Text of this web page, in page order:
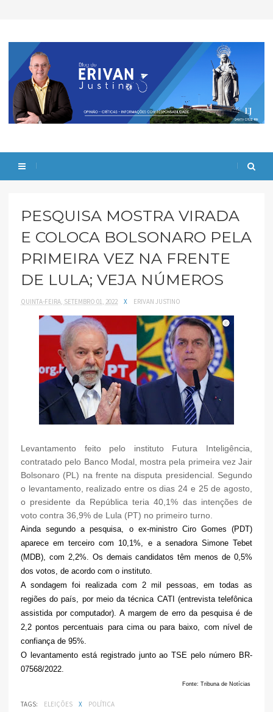
PESQUISA MOSTRA VIRADA
E COLOCA BOLSONARO PELA
PRIMEIRA VEZ NA FRENTE
DE LULA; VEJA NÚMEROS
QUINTA-FEIRA, SETEMBRO 01, 2022 X ERIVAN JUSTINO
Levantamento feito pelo instituto Futura Inteligência,
contratado pelo Banco Modal, mostra pela primeira vez Jair
Bolsonaro (PL) na frente na disputa presidencial. Segundo
o levantamento, realizado entre os dias 24 e 25 de agosto,
o presidente da República teria 40,1% das intenções de
voto contra 36,9% de Lula (PT) no primeiro turno.
Ainda segundo a pesquisa, o ex-ministro Ciro Gomes (PDT)
aparece em terceiro com 10,1%, e a senadora Simone Tebet
(MDB), com 2,2%. Os demais candidatos têm menos de 0,5%
dos votos, de acordo com o instituto.
A sondagem foi realizada com 2 mil pessoas, em todas as
regiões do país, por meio da técnica CATI (entrevista telefônica
assistida por computador). A margem de erro da pesquisa é de
2,2 pontos percentuais para cima ou para baixo, com nível de
confiança de 95%.
O levantamento está registrado junto ao TSE pelo número BR-
07568/2022.
Fonte: Tribuna de Notícias
TAGS: ELEIÇÕES X POLÍTICA